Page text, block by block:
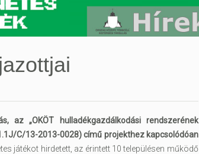
az „OKÖT hulladékgazdálkodási rendszerének
C/13-2013-0028) című projekthez kapcsolódóan
játékot hirdetett, az érintett 10 településen működő